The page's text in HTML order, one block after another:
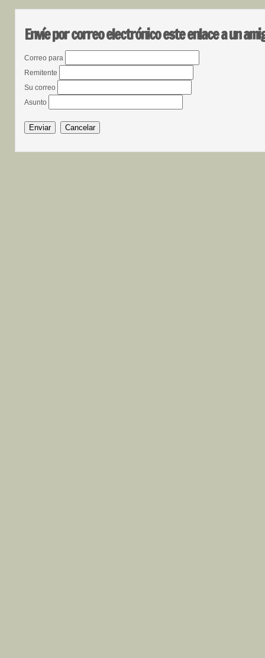
Envíe por correo electrónico este enlace a un
Correo para
Remitente
Su correo
Asunto
Enviar Cancelar